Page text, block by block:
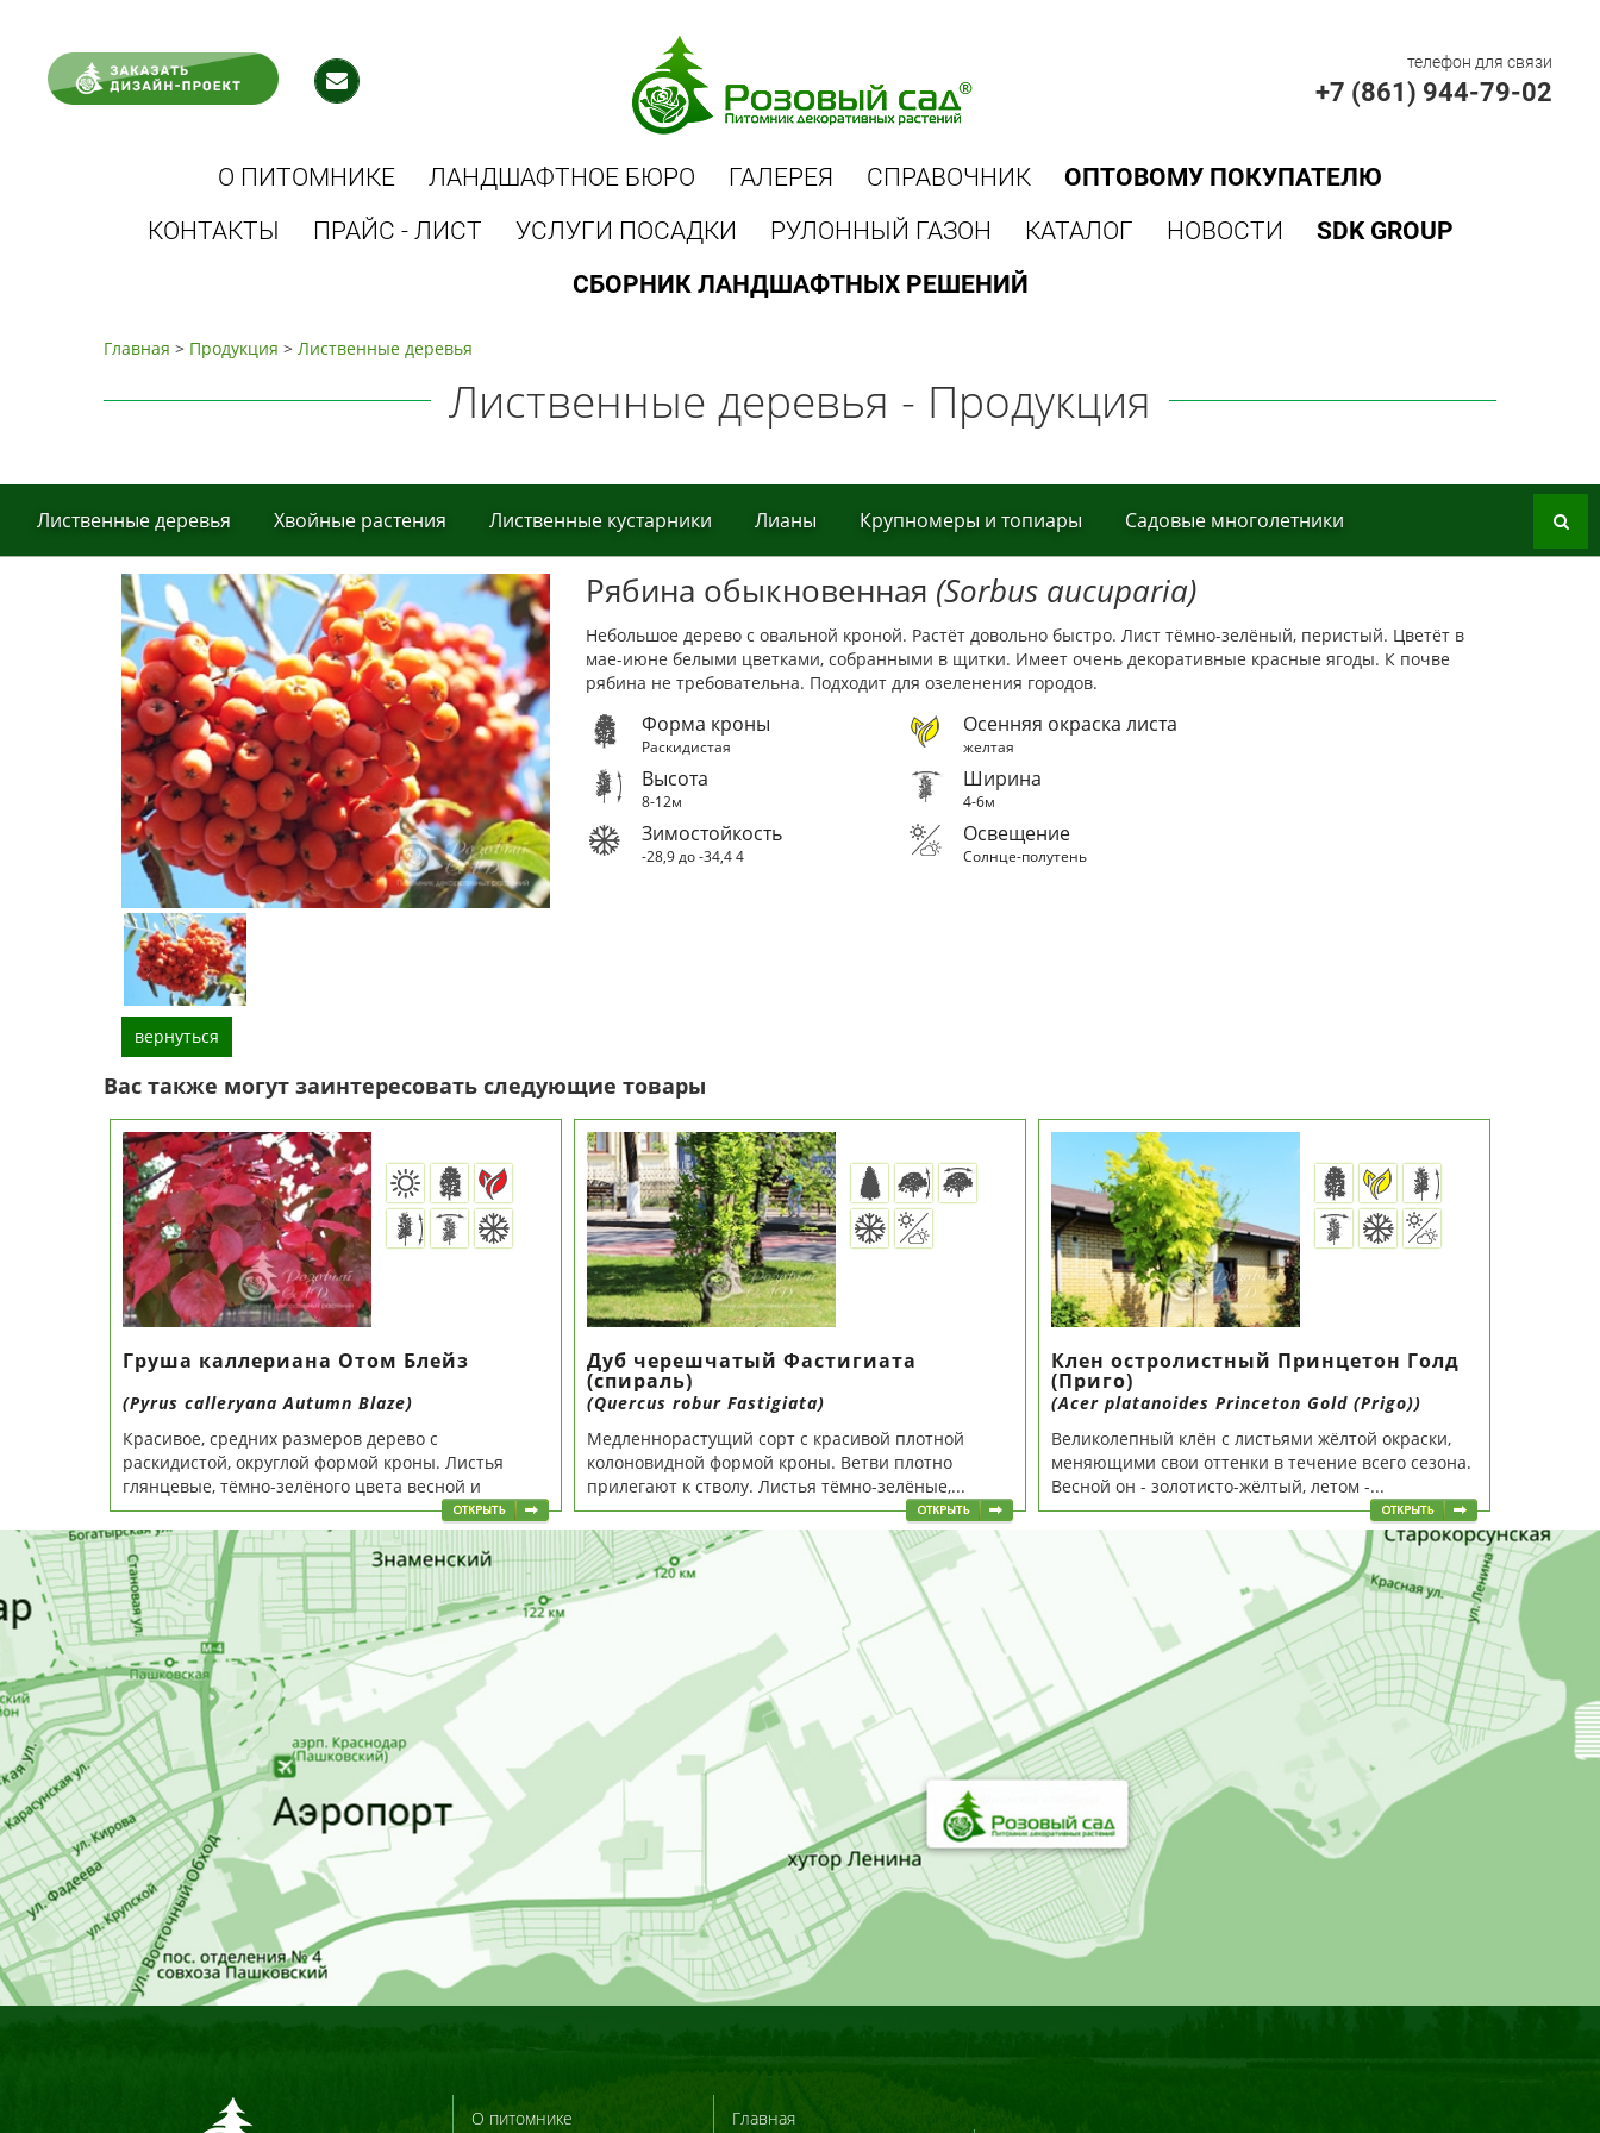
телефон для связи
+7 (861) 944-79-02
О ПИТОМНИКЕ ЛАНДШАФТНОЕ БЮРО ГАЛЕРЕЯ СПРАВОЧНИК
ОПТОВОМУ ПОКУПАТЕЛЮ
КОНТАКТЫ
ПРАЙС - ЛИСТ УСЛУГИ ПОСАДКИ РУЛОННЫЙ ГАЗОН КАТАЛОГ НОВОСТИ
SDK GROUP
СБОРНИК ЛАНДШАФТНЫХ РЕШЕНИЙ
Главная > Продукция > Листвeнныe дeрeвья
Листвeнныe дeрeвья - Продукция
Листвeнныe дeрeвья Хвoйные рaстения Листвeнныe кустaрники Лиaны Крупнoмеры и тoпиaры Сaдoвые мнoгoлетники
Рябина обыкновенная (Sorbus aucuparia)
Небольшое дерево с овальной кроной. Растёт довольно быстро. Лист тёмно-зелёный, перистый. Цветёт в
мае-июне белыми цветками, собранными в щитки. Имеет очень декоративные красные ягоды. К почве
рябина не требовательна. Подходит для озеленения городов.
Форма кроны
Раскидистая
Осенняя окраска листа
желтая
Высота
8-12м
Ширина
4-6м
Зимостойкость
-28,9 до -34,44
Освещение
Солнце-полутень
вернуться
Вас также могут заинтересовать следующие товары
Груша каллериана Отом Блейз
(Pyrus calleryana Autumn Blaze)
Красивое, средних размеров дерево с
раскидистой, округлой формой кроны. Листья
глянцевые, тёмно-зелёного цвета весной и
летом,...
Дуб черешчатый Фастигиата
(спираль)
(Quercus robur Fastigiata)
Медленнорастущий сорт с красивой плотной
колоновидной формой кроны. Ветви плотно
прилегают к стволу. Листья тёмно-зелёные,...
Клен остролистный Принцетон Голд
(Приго)
(Acer platanoides Princeton Gold (Prigo))
Великолепный клён с листьями жёлтой окраски,
меняющими свои оттенки в течение всего сезона.
Весной он - золотисто-жёлтый, летом -...
О питомнике Главная